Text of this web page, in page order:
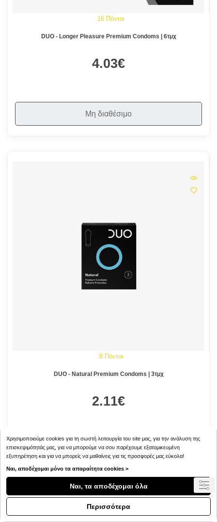
16 Πόντοι
DUO - Longer Pleasure Premium Condoms | 6τμχ
4.03€
Μη διαθέσιμο
8 Πόντοι
DUO - Natural Premium Condoms | 3τμχ
2.11€
Μη διαθέσιμο
Χρησιμοποιούμε cookies για τη σωστή λειτουργία του site μας, για την ανάλυση της
επισκεψιμότητάς μας, για να μπορούμε να σου παρέχουμε εξατομικευμένη
εξυπηρέτηση και για να μπορείς να μαθαίνεις για τις προσφορές μας εύκολα!
Ναι, αποδέχομαι μόνο τα απαραίτητα cookies >
Ναι, τα αποδέχομαι όλα
Περισσότερα